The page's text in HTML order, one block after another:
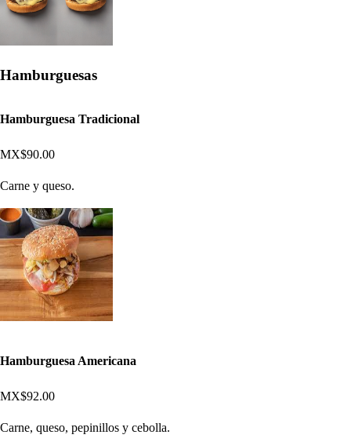
Hamburguesas
Hamburguesa Tradicional
MX$90.00
Carne y queso.
Hamburguesa Americana
MX$92.00
Carne, queso, pepinillos y cebolla.